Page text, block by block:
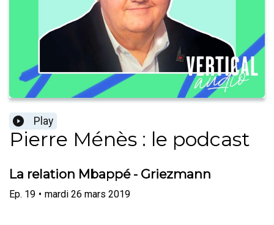
Play
Pierre Ménès : le podcast
La relation Mbappé - Griezmann
Ep. 19 • mardi 26 mars 2019